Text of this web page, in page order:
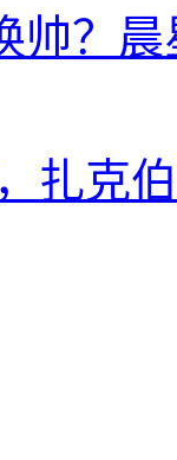
帅？
扎克